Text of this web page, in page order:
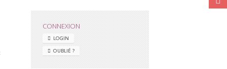
CONNEXION
LOGIN
OUBLIÉ ?